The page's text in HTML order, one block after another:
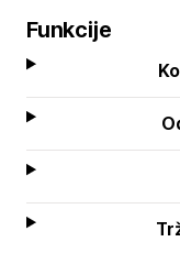
Funkcije